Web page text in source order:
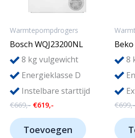
Warmtepompdrogers
Bosch WQJ23200NL
8 kg vulgewicht
Energieklasse D
Instelbare starttijd
€669,- Oorspronkelijke
€669,-.
€619,-
€619,-.
Toevoegen
8
€699,-